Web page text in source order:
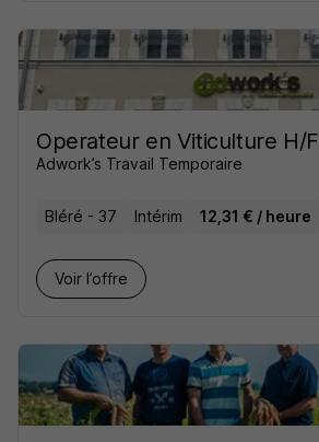
Operateur en Viticulture H/F
Adwork’s Travail Temporaire
Bléré - 37 Intérim 12,31 € / heure
Voir l’offre